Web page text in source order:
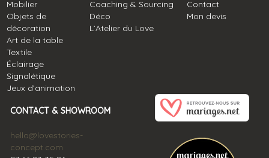
Mobilier
Objets de
décoration
Art de la table
Textile
Éclairage
Signalétique
Jeux d’animation
Coaching & Sourcing
Déco
L’Atelier du Love
Contact
Mon devis
CONTACT & SHOWROOM
hello@lovestories-
concept.com